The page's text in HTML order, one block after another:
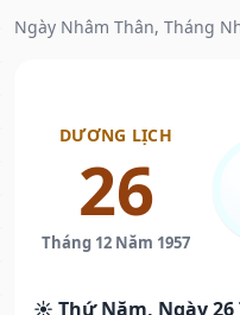
Ngày Nhâm Thân, Tháng
DƯƠNG LỊCH
26
Tháng 12 Năm 1957
☀️ Thứ Năm, Ngày 26